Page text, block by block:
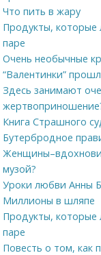
Что пить в жару
Продукты, которые
паре
Очень необычные
“Валентинки”
Здесь занимают
Книга Страшного
Бутербродное
музой?
Уроки любви Анны
Миллионы в шляпе
Продукты, которые
паре
Повесть о том, как